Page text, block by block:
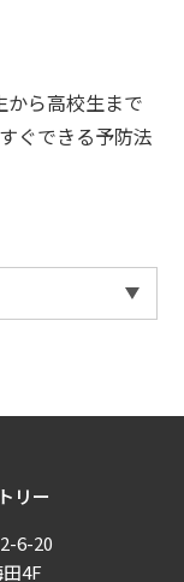
から高校生まで
ぐできる予防法
リー
6-20
4F